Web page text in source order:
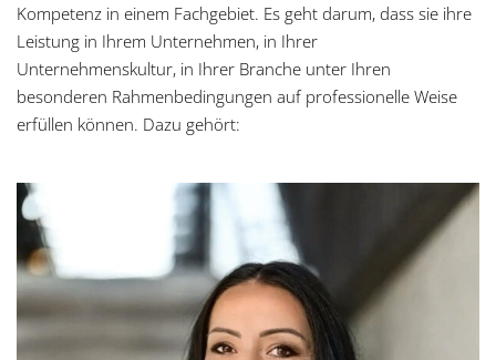
Kompetenz in einem Fachgebiet. Es geht darum, dass sie ihre
Leistung in Ihrem Unternehmen, in Ihrer
Unternehmenskultur, in Ihrer Branche unter Ihren
besonderen Rahmenbedingungen auf professionelle Weise
erfüllen können. Dazu gehört: